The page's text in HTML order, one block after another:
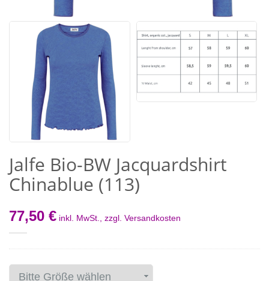
Jalfe Bio-BW Jacquardshirt
Chinablue (113)
77,50 € inkl. MwSt., zzgl. Versandkosten